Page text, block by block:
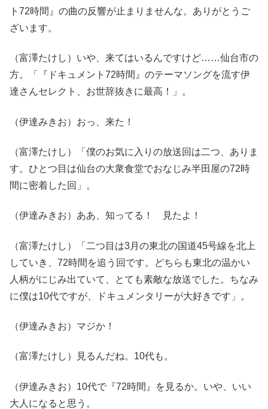
ト72時間』の曲の反響が止まりませんな。ありがとうご
ざいます。
（富澤たけし）いや、来てはいるんですけど……仙台市の
方。「『ドキュメント72時間』のテーマソングを流す伊
達さんセレクト、お世辞抜きに最高！」。
（伊達みきお）おっ、来た！
（富澤たけし）「僕のお気に入りの放送回は二つ、ありま
す。ひとつ目は仙台の大衆食堂でおなじみ半田屋の72時
間に密着した回」。
（伊達みきお）ああ、知ってる！ 見たよ！
（富澤たけし）「二つ目は3月の東北の国道45号線を北上
していき、72時間を追う回です。どちらも東北の温かい
人柄がにじみ出ていて、とても素敵な放送でした。ちなみ
に僕は10代ですが、ドキュメンタリーが大好きです」。
（伊達みきお）マジか！
（富澤たけし）見るんだね。10代も。
（伊達みきお）10代で『72時間』を見るか。いや、いい
大人になると思う。